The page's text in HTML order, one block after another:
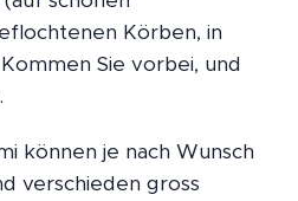
Körben, in
Sie vorbei, und
können je nach Wunsch
verschieden gross